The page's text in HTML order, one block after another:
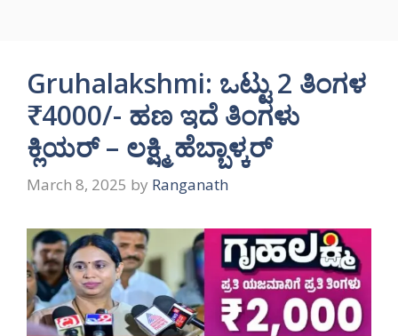
Gruhalakshmi: ಒಟ್ಟು 2 ತಿಂಗಳ
₹4000/- ಹಣ ಇದೆ ತಿಂಗಳು
ಕ್ಲಿಯರ್ – ಲಕ್ಷ್ಮಿ ಹೆಬ್ಬಾಳ್ಕರ್
March 8, 2025 by Ranganath